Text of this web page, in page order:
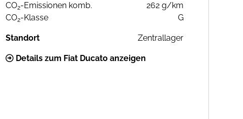
CO2-Emissionen komb.
262 g/km
CO2-Klasse G
Standort Zentrallager
Details zum Fiat Ducato anzeigen